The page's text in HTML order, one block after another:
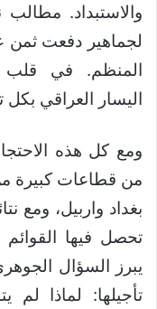
والاستبداد. مطالب
لجماهير دفعت ثمن
المنظم. في قلب
اليسار العراقي
ومع كل هذه
من قطاعات كبيرة
تحصل فيها
يبرز السؤال
تأجيلها: لماذا لم